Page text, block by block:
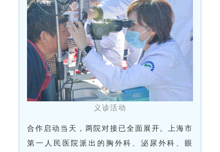
义诊活动
合作启动当天，两院对接已全面展开。上海市
第一人民医院派出的胸外科、泌尿外科、眼